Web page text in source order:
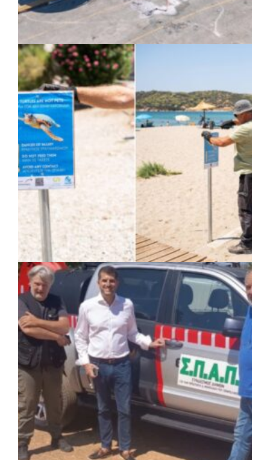
ΚΟΙΝΩΝΙΑ | 07/08/2026 · 17:08
HYMETTUS WATER GRID: «Έξυπνο»
δίκτυο προστασίας των υδατοδεξαμενών
στον Υμηττό
ΚΟΙΝΩΝΙΑ | 07/08/2026 · 14:50
Δήμος Σαρωνικού και ΑΡΧΕΛΩΝ
ενημερώνουν τους λουόμενους για τη
συνύπαρξη με τις θαλάσσιες χελώνες